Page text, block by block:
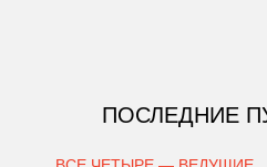
ПОСЛЕДНИЕ